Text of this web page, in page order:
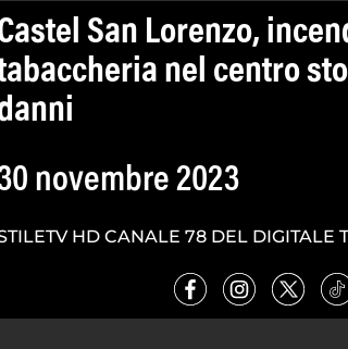
San Lorenzo,
nel centro
novembre 2023
HD CANALE 78 DEL DIGITALE